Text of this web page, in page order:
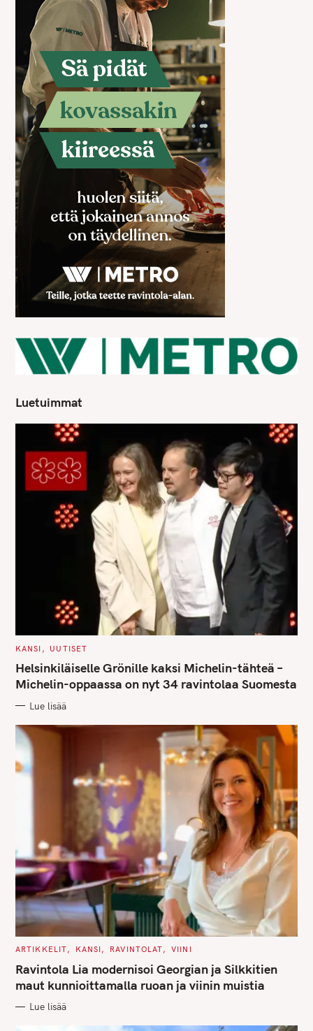
Luetuimmat
C
T
E
G
O
I
S
KANSI UUTISET
Helsinkiläiselle Grönille kaksi Michelin-tähteä –
Michelin-oppaassa on nyt 34 ravintolaa Suomesta
Lue lisää
C
T
E
G
O
I
ARTIKKELIT KANSI RAVINTOLAT VIINI
Ravintola Lia modernisoi Georgian ja Silkkitien
maut kunnioittamalla ruoan ja viinin muistia
Lue lisää